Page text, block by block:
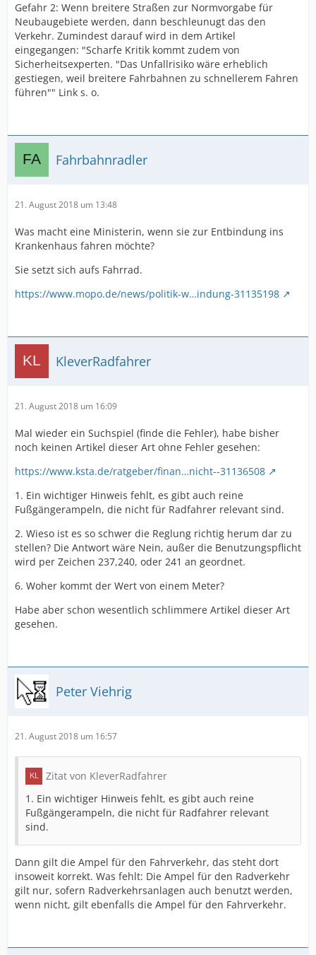
Gefahr 2: Wenn breitere Straßen zur Normvorgabe für
Neubaugebiete werden, dann beschleunugt das den
Verkehr. Zumindest darauf wird in dem Artikel
eingegangen: "Scharfe Kritik kommt zudem von
Sicherheitsexperten. "Das Unfallrisiko wäre erheblich
gestiegen, weil breitere Fahrbahnen zu schnellerem Fahren
führen"" Link s. o.
Fahrbahnradler
21. August 2018 um 13:48
Was macht eine Ministerin, wenn sie zur Entbindung ins
Krankenhaus fahren möchte?
Sie setzt sich aufs Fahrrad.
https://www.mopo.de/news/politik-w…indung-31135198
KleverRadfahrer
21. August 2018 um 16:09
Mal wieder ein Suchspiel (finde die Fehler), habe bisher
noch keinen Artikel dieser Art ohne Fehler gesehen:
https://www.ksta.de/ratgeber/finan…nicht--31136508
1. Ein wichtiger Hinweis fehlt, es gibt auch reine
Fußgängerampeln, die nicht für Radfahrer relevant sind.
2. Wieso ist es so schwer die Reglung richtig herum dar zu
stellen? Die Antwort wäre Nein, außer die Benutzungspflicht
wird per Zeichen 237,240, oder 241 an geordnet.
6. Woher kommt der Wert von einem Meter?
Habe aber schon wesentlich schlimmere Artikel dieser Art
gesehen.
Peter Viehrig
21. August 2018 um 16:57
Zitat von KleverRadfahrer
1. Ein wichtiger Hinweis fehlt, es gibt auch reine
Fußgängerampeln, die nicht für Radfahrer relevant
sind.
Dann gilt die Ampel für den Fahrverkehr, das steht dort
insoweit korrekt. Was fehlt: Die Ampel für den Radverkehr
gilt nur, sofern Radverkehrsanlagen auch benutzt werden,
wenn nicht, gilt ebenfalls die Ampel für den Fahrverkehr.